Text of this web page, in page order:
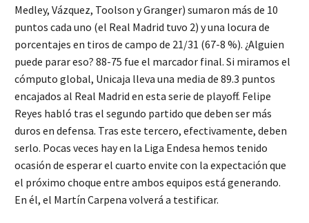
Medley, Vázquez, Toolson y Granger) sumaron más de 10
puntos cada uno (el Real Madrid tuvo 2) y una locura de
porcentajes en tiros de campo de 21/31 (67-8 %). ¿Alguien
puede parar eso? 88-75 fue el marcador final. Si miramos el
cómputo global, Unicaja lleva una media de 89.3 puntos
encajados al Real Madrid en esta serie de playoff. Felipe
Reyes habló tras el segundo partido que deben ser más
duros en defensa. Tras este tercero, efectivamente, deben
serlo. Pocas veces hay en la Liga Endesa hemos tenido
ocasión de esperar el cuarto envite con la expectación que
el próximo choque entre ambos equipos está generando.
En él, el Martín Carpena volverá a testificar.